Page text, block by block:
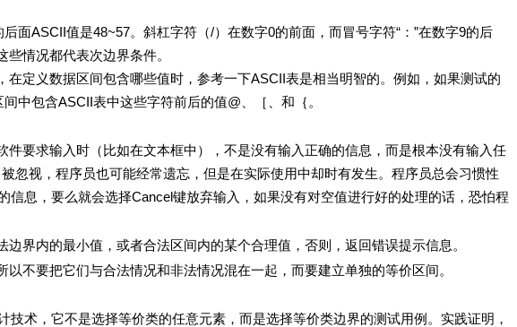
值是48~57。斜杠字符（/）在数字0的前面，而冒号字符“：”在数字9的后
情况都代表次边界条件。
据区间包含哪些值时，参考一下ASCII表是相当明智的。例如，如果测试的
中包含ASCII表中这些字符前后的值@、［、和｛。
入时（比如在文本框中），不是没有输入正确的信息，而是根本没有输入任
忽视，程序员也可能经常遗忘，但是在实际使用中却时有发生。程序员总会习惯性
息，要么就会选择Cancel键放弃输入，如果没有对空值进行好的处理的话，恐怕程
最小值，或者合法区间内的某个合理值，否则，返回错误提示信息。
它们与合法情况和非法情况混在一起，而要建立单独的等价区间。
它不是选择等价类的任意元素，而是选择等价类边界的测试用例。实践证明，